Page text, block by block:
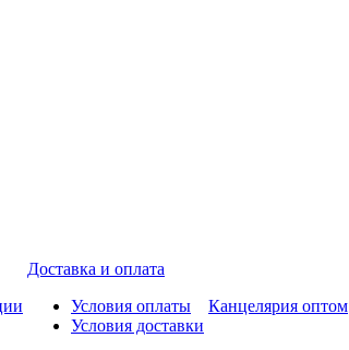
Доставка и оплата
Условия оплаты
Условия доставки
Канцелярия оптом